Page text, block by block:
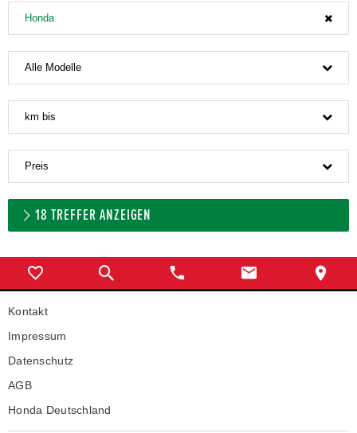
Honda
Alle Modelle
km bis
Preis
18 TREFFER ANZEIGEN
Kontakt
Impressum
Datenschutz
AGB
Honda Deutschland